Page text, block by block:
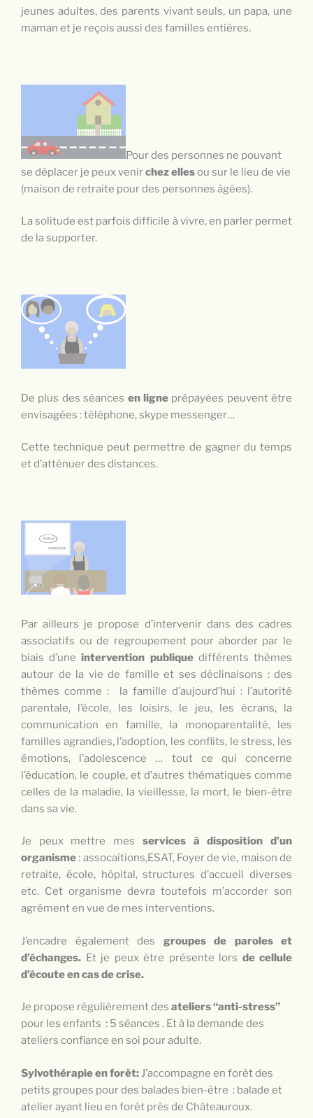
jeunes adultes, des parents vivant seuls, un papa, une
maman et je reçois aussi des familles entières.
Pour des personnes ne pouvant
se déplacer je peux venirchez ellesou sur le lieu de vie
(maison de retraite pour des personnes âgées).
La solitude est parfois difficile à vivre, en parler permet
de la supporter.
De plus des séances en ligneprépayées peuvent être
envisagées : téléphone, skype messenger…
Cette technique peut permettre de gagner du temps
et d’atténuer des distances.
Par ailleurs je propose d’intervenir dans des cadres
associatifs ou de regroupement pour aborder par le
biais d’une intervention publiquedifférents thèmes
autour de la vie de famille et ses déclinaisons : des
thèmes comme : la famille d’aujourd’hui : l’autorité
parentale, l’école, les loisirs, le jeu, les écrans, la
communication en famille, la monoparentalité, les
familles agrandies, l’adoption, les conflits, le stress, les
émotions, l’adolescence … tout ce qui concerne
l’éducation, le couple, et d’autres thématiques comme
celles de la maladie, la vieillesse, la mort, le bien-être
dans sa vie.
Je peux mettre mes services à disposition d’un
organisme: assocaitions,ESAT, Foyer de vie, maison de
retraite, école, hôpital, structures d’accueil diverses
etc. Cet organisme devra toutefois m’accorder son
agrément en vue de mes interventions.
J’encadre également des groupes de paroles et
d’échanges. Et je peux être présente lors de cellule
d’écoute en cas de crise.
Je propose régulièrement des ateliers “anti-stress”
pour les enfants : 5 séances . Et à la demande des
ateliers confiance en soi pour adulte.
Sylvothérapie en forêt:J’accompagne en forêt des
petits groupes pour des balades bien-être : balade et
atelier ayant lieu en forêt près de Châteauroux.